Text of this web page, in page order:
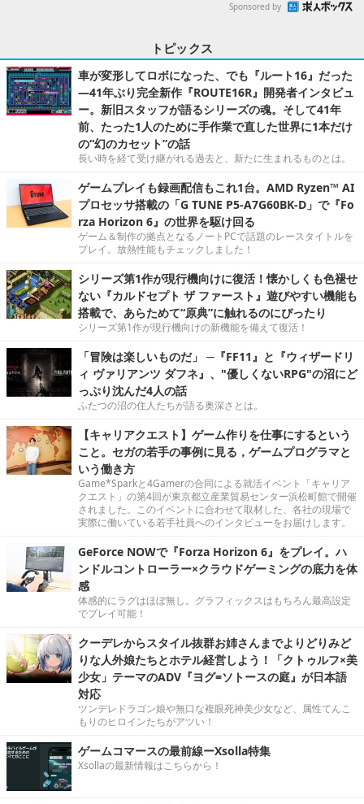
Sponsored by
トピックス
車が変形してロボになった、でも『ルート16』だった
―41年ぶり完全新作『ROUTE16R』開発者インタビュ
ー。新旧スタッフが語るシリーズの魂。そして41年
前、たった1人のために手作業で直した世界に1本だけ
の“幻のカセット”の話
長い時を経て受け継がれる過去と、新たに生まれるものとは。
ゲームプレイも録画配信もこれ1台。AMD Ryzen™ AI
プロセッサ搭載の「G TUNE P5-A7G60BK-D」で『Fo
rza Horizon 6』の世界を駆け回る
ゲーム＆制作の拠点となるノートPCで話題のレースタイトルを
プレイ。放熱性能もチェックしました！
シリーズ第1作が現行機向けに復活！懐かしくも色褪せ
ない『カルドセプト ザ ファースト』遊びやすい機能も
搭載で、あらためて“原典”に触れるのにぴったり
シリーズ第1作が現行機向けの新機能を備えて復活！
「冒険は楽しいものだ」 ─『FF11』と『ウィザードリ
ィ ヴァリアンツ ダフネ』、"優しくないRPG"の沼にど
っぷり沈んだ4人の話
ふたつの沼の住人たちが語る奥深さとは。
【キャリアクエスト】ゲーム作りを仕事にするという
こと。セガの若手の事例に見る，ゲームプログラマと
いう働き方
Game*Sparkと4Gamerの合同による就活イベント「キャリア
クエスト」の第4回が東京都立産業貿易センター浜松町館で開催
されました。このイベントに合わせて取材した、各社の現場で
実際に働いている若手社員へのインタビューをお届けします。
GeForce NOWで『Forza Horizon 6』をプレイ。ハ
ンドルコントローラー×クラウドゲーミングの底力を体
感
体感的にラグはほぼ無し。グラフィックスはもちろん最高設定
でプレイ可能！
クーデレからスタイル抜群お姉さんまでよりどりみど
りな人外娘たちとホテル経営しよう！「クトゥルフ×美
少女」テーマのADV『ヨグ=ソトースの庭』が日本語
対応
ツンデレドラゴン娘や無口な複眼死神美少女など、属性てんこ
もりのヒロインたちがアツい！
ゲームコマースの最前線ーXsolla特集
Xsollaの最新情報はこちらから！